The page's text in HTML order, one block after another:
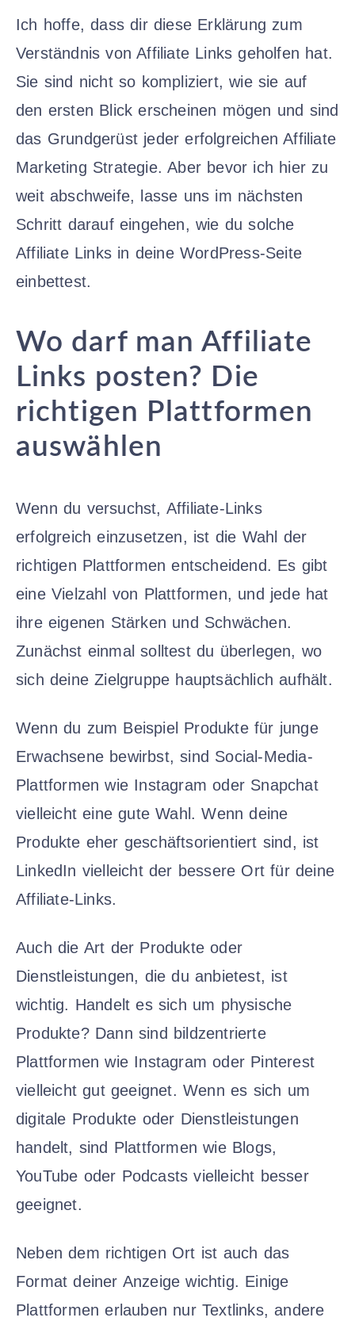
Ich hoffe, dass dir diese Erklärung zum
Verständnis von Affiliate Links geholfen hat.
Sie sind nicht so kompliziert, wie sie auf
den ersten Blick erscheinen mögen und sind
das Grundgerüst jeder erfolgreichen Affiliate
Marketing Strategie. Aber bevor ich hier zu
weit abschweife, lasse uns im nächsten
Schritt darauf eingehen, wie du solche
Affiliate Links in deine WordPress-Seite
einbettest.
Wo darf man Affiliate
Links posten? Die
richtigen Plattformen
auswählen
Wenn du versuchst, Affiliate-Links
erfolgreich einzusetzen, ist die Wahl der
richtigen Plattformen entscheidend. Es gibt
eine Vielzahl von Plattformen, und jede hat
ihre eigenen Stärken und Schwächen.
Zunächst einmal solltest du überlegen, wo
sich deine Zielgruppe hauptsächlich aufhält.
Wenn du zum Beispiel Produkte für junge
Erwachsene bewirbst, sind Social-Media-
Plattformen wie Instagram oder Snapchat
vielleicht eine gute Wahl. Wenn deine
Produkte eher geschäftsorientiert sind, ist
LinkedIn vielleicht der bessere Ort für deine
Affiliate-Links.
Auch die Art der Produkte oder
Dienstleistungen, die du anbietest, ist
wichtig. Handelt es sich um physische
Produkte? Dann sind bildzentrierte
Plattformen wie Instagram oder Pinterest
vielleicht gut geeignet. Wenn es sich um
digitale Produkte oder Dienstleistungen
handelt, sind Plattformen wie Blogs,
YouTube oder Podcasts vielleicht besser
geeignet.
Neben dem richtigen Ort ist auch das
Format deiner Anzeige wichtig. Einige
Plattformen erlauben nur Textlinks, andere